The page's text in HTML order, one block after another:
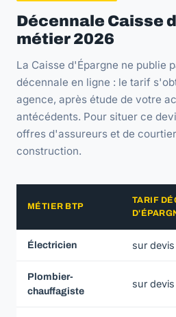
Décennale Caisse
métier 2026
La Caisse d'Épargne ne publie
décennale en ligne : le tarif
agence, après étude de votre
antécédents. Pour situer ce
offres d'assureurs et de
construction.
MÉTIER BTP
TARIF
Électricien sur
Plombier-
chauffagiste
sur